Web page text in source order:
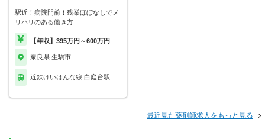
駅近！病院門前！残業ほぼなしでメ
リハリのある働き方…
【年収】395万円～600万円
奈良県 生駒市
近鉄けいはんな線 白庭台駅
最近見た薬剤師求人をもっと見る